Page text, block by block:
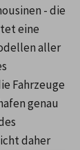
- die
eine
aller
Fahrzeuge
genau
daher